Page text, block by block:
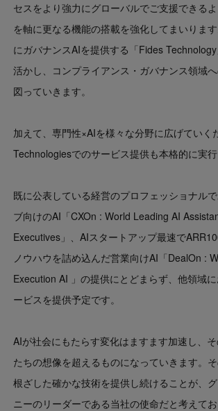
セスをより強力にグローバルでご支援できる
を軸に更なる機能の搭載を強化してまいりま
にガバナンスAIを提供する「Fides
活かし、コンプライアンス・ガバナンス領域
図っていきます。
加えて、専門性×AIを様々な分野に広げていく
Technologiesでのサービス提供も本格的に実行
既に公表している経営のプロフェッショナル
ブ向けのAI「CXOn : World Leading AI
Executives」、AIスタートアップ最速で
ノウハウを詰め込んだ営業向けAI「DealOn :
Execution AI 」の提供にとどまらず、他領域
ービスを提供予定です。
AIが社会にもたらす変化はますます加速し、
たちの想像を超えるものになっていきます。
根ざした確かな技術を提供し続けることが、
ニーのリーダーである当社の使命だと考えてお